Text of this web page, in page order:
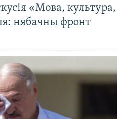
«Мова, культура,
нябачны фронт